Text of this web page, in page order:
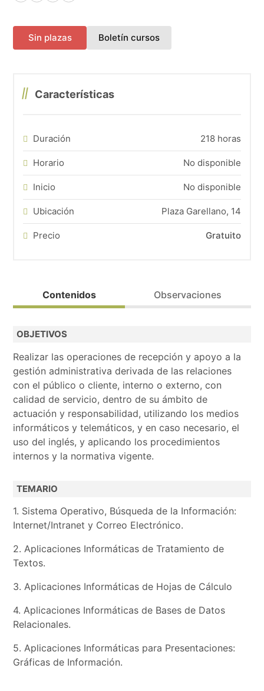
Sin plazas Boletín cursos(abre en una nueva
Características
Duración 218 horas
Horario No disponible
Inicio No disponible
Ubicación Plaza Garellano, 14
Precio Gratuito
Contenidos
OBJETIVOS
Realizar las operaciones de recepción y apoyo a la
gestión administrativa derivada de las relaciones
con el público o cliente, interno o externo, con
calidad de servicio, dentro de su ámbito de
actuación y responsabilidad, utilizando los medios
informáticos y telemáticos, y en caso necesario, el
uso del inglés, y aplicando los procedimientos
internos y la normativa vigente.
TEMARIO
1. Sistema Operativo, Búsqueda de la Información:
Internet/Intranet y Correo Electrónico.
2. Aplicaciones Informáticas de Tratamiento de
Textos.
3. Aplicaciones Informáticas de Hojas de Cálculo
4. Aplicaciones Informáticas de Bases de Datos
Relacionales.
5. Aplicaciones Informáticas para Presentaciones:
Gráficas de Información.
Observaciones
Prioritario para personas desempleadas (posibilidad
Bolsa de trabajo.
Realiza la preinscripción y contactaremos contigo.